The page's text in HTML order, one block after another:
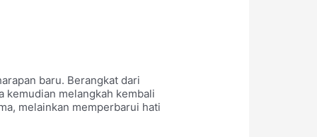
baru. Berangkat dari
kemudian melangkah kembali
melainkan memperbarui hati